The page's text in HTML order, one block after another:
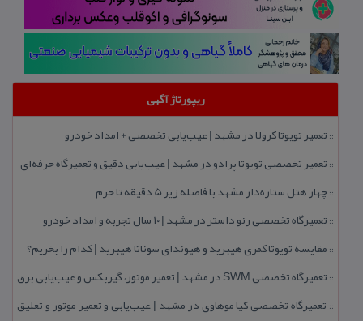
ریپورتاژ آگهی
:: تعمیر تویوتا كرولا در مشهد | عیب‌یابی تخصصی + امداد خودرو
:: تعمیر تخصصی تویوتا پرادو در مشهد | عیب‌یابی دقیق و تعمیرگاه حرفه‌ای
::چهار هتل‌ ستاره‌دار مشهد با فاصله زیر 5 دقیقه تا حرم
:: تعمیرگاه تخصصی رنو داستر در مشهد | ۱۰ سال تجربه و امداد خودرو
:: مقایسه تویوتا كمری هیبرید و هیوندای سوناتا هیبرید | كدام را بخریم؟
:: تعمیرگاه تخصصی SWM در مشهد | تعمیر موتور، گیربكس و عیب‌یابی برق
:: تعمیرگاه تخصصی كیا موهاوی در مشهد | عیب‌یابی و تعمیر موتور و تعلیق